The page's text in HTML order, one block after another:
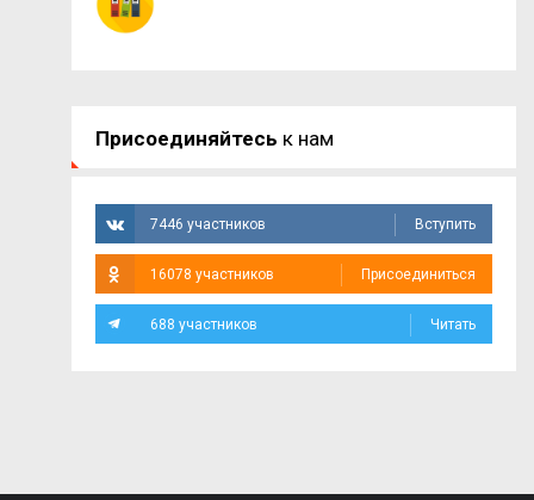
Присоединяйтесь к нам
7446 участников Вступить
16078 участников Присоединиться
688 участников Читать